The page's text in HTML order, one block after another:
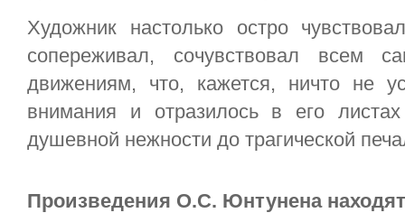
Художник настолько остро
сопереживал, сочувствовал всем
движениям, что, кажется, ничто не
внимания и отразилось в его
душевной нежности до трагической
Произведения О.С. Юнтунена